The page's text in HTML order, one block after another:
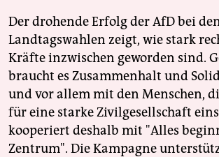
Der drohende Erfolg der AfD bei
Landtagswahlen zeigt, wie stark
Kräfte inzwischen geworden sind.
braucht es Zusammenhalt und
und vor allem mit den Menschen,
für eine starke Zivilgesellschaft
kooperiert deshalb mit "Alles
Zentrum". Die Kampagne